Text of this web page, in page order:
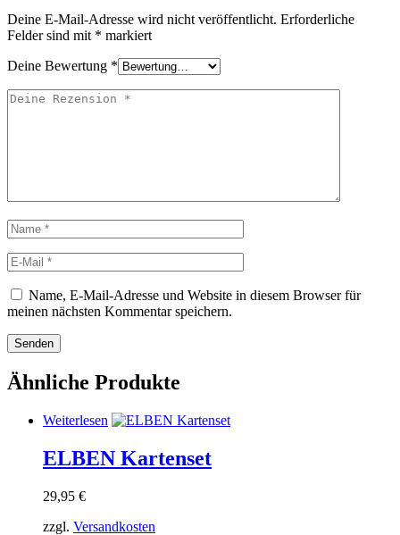
Deine E-Mail-Adresse wird nicht veröffentlicht. Erforderliche
Felder sind mit * markiert
Deine Bewertung *
Deine
Name
E-
Mail
Name, E-Mail-Adresse und Website in diesem Browser für
meinen nächsten Kommentar speichern.
Ähnliche Produkte
Weiterlesen
ELBEN Kartenset
29,95 €
zzgl. Versandkosten